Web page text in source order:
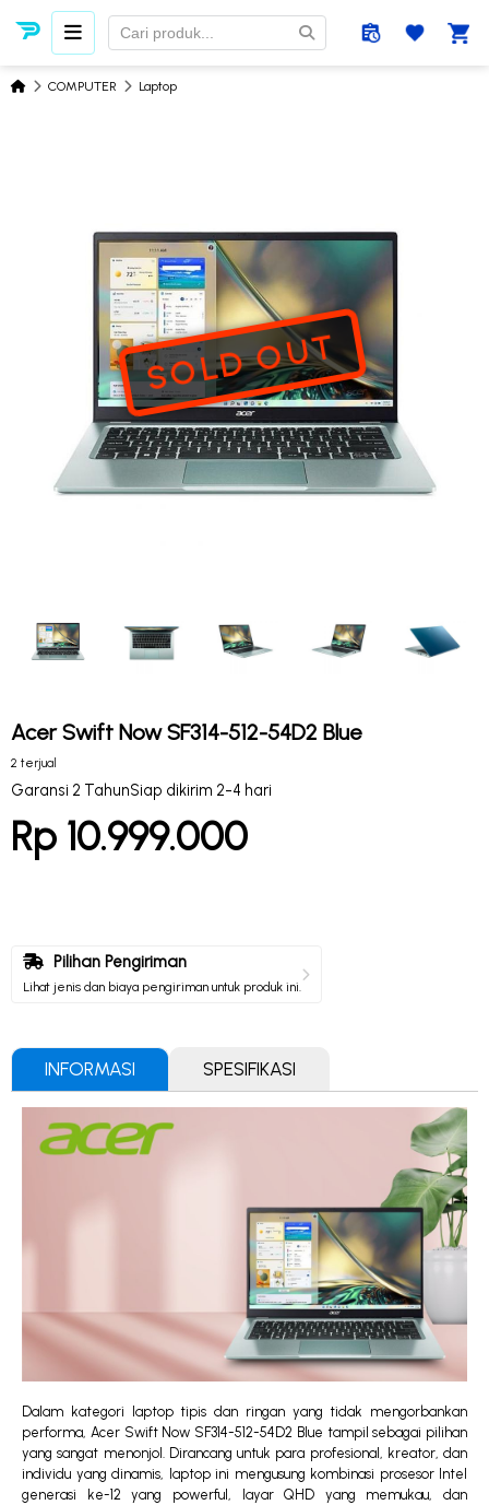
COMPUTER Laptop
SOLD OUT
Acer Swift Now SF314-512-54D2 Blue
2 terjual
Garansi 2 TahunSiap dikirim 2-4 hari
Rp 10.999.000
Pilihan Pengiriman
Lihat jenis dan biaya pengiriman untuk produk ini.
INFORMASI SPESIFIKASI
Dalam kategori laptop tipis dan ringan yang tidak mengorbankan
performa, Acer Swift Now SF314-512-54D2 Blue tampil sebagai pilihan
yang sangat menonjol. Dirancang untuk para profesional, kreator, dan
individu yang dinamis, laptop ini mengusung kombinasi prosesor Intel
generasi ke-12 yang powerful, layar QHD yang memukau, dan